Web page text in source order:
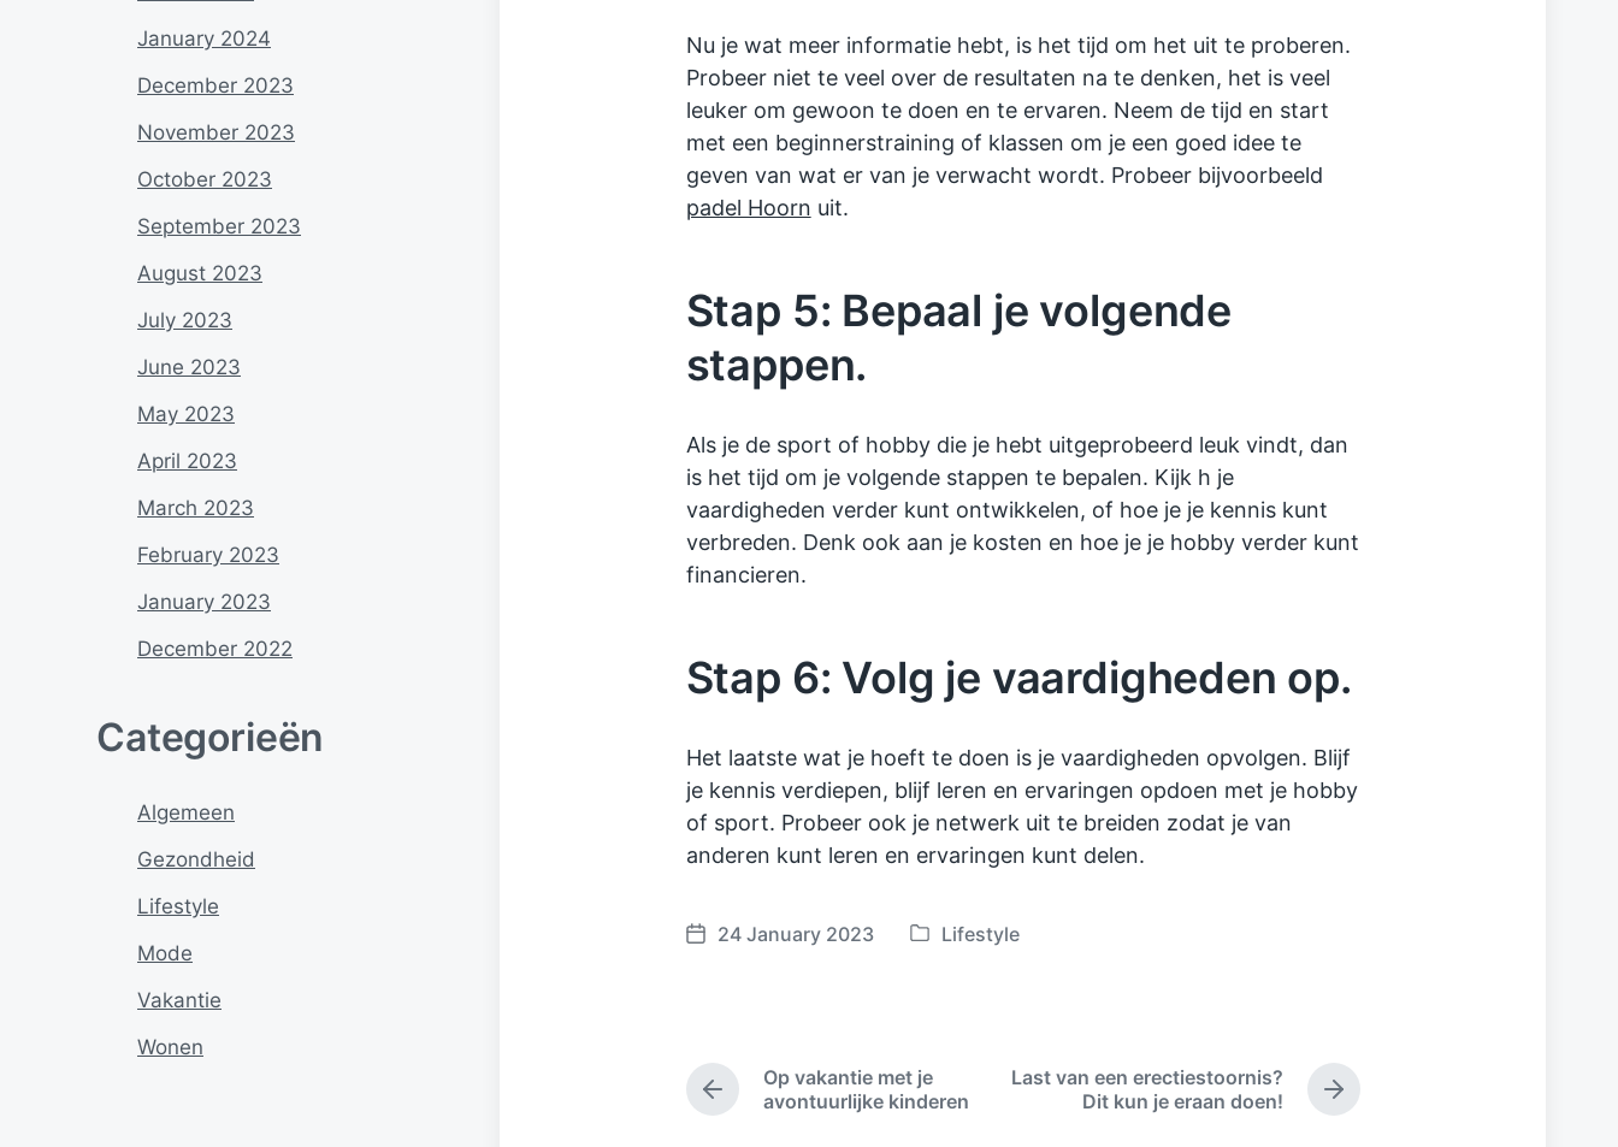
January 2024
December 2023
November 2023
October 2023
September 2023
August 2023
July 2023
June 2023
May 2023
April 2023
March 2023
February 2023
January 2023
December 2022
Categorieën
Algemeen
Gezondheid
Lifestyle
Mode
Vakantie
Wonen
Nu je wat meer informatie hebt, is het tijd om het uit te proberen.
Probeer niet te veel over de resultaten na te denken, het is veel
leuker om gewoon te doen en te ervaren. Neem de tijd en start
met een beginnerstraining of klassen om je een goed idee te
geven van wat er van je verwacht wordt. Probeer bijvoorbeeld
padel Hoorn uit.
Stap 5: Bepaal je volgende
stappen.
Als je de sport of hobby die je hebt uitgeprobeerd leuk vindt, dan
is het tijd om je volgende stappen te bepalen. Kijk h je
vaardigheden verder kunt ontwikkelen, of hoe je je kennis kunt
verbreden. Denk ook aan je kosten en hoe je je hobby verder kunt
financieren.
Stap 6: Volg je vaardigheden op.
Het laatste wat je hoeft te doen is je vaardigheden opvolgen. Blijf
je kennis verdiepen, blijf leren en ervaringen opdoen met je hobby
of sport. Probeer ook je netwerk uit te breiden zodat je van
anderen kunt leren en ervaringen kunt delen.
P
d
a
24 January 2023
P
d
Lifestyle
P
r
Op vakantie met je
avontuurlijke kinderen
N
e
Last van een erectiestoornis?
Dit kun je eraan doen!